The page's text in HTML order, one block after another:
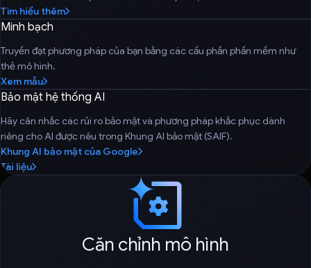
Tìm hiểu thêm
Minh bạch
Truyền đạt phương pháp của bạn bằng các cấu phần phần mềm như
thẻ mô hình.
Xem mẫu
Bảo mật hệ thống AI
Hãy cân nhắc các rủi ro bảo mật và phương pháp khắc phục dành
riêng cho AI được nêu trong Khung AI bảo mật (SAIF).
Khung AI bảo mật của Google
Tài liệu
Căn chỉnh mô hình